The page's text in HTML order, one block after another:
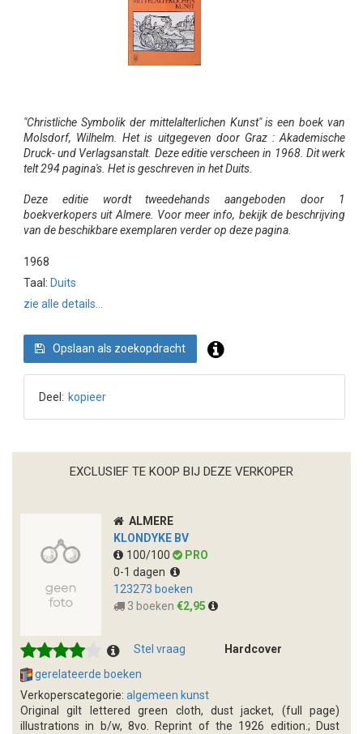
"Christliche Symbolik der mittelalterlichen Kunst" is een boek van
Molsdorf, Wilhelm. Het is uitgegeven door Graz : Akademische
Druck- und Verlagsanstalt. Deze editie verscheen in 1968. Dit werk
telt 294 pagina's. Het is geschreven in het Duits.
Deze editie wordt tweedehands aangeboden door 1
boekverkopers uit Almere. Voor meer info, bekijk de beschrijving
van de beschikbare exemplaren verder op deze pagina.
1968
Taal: Duits
zie alle details...
Opslaan als zoekopdracht
Deel: kopieer
EXCLUSIEF TE KOOP BIJ DEZE VERKOPER
ALMERE
KLONDYKE BV
100/100
PRO
0-1 dagen
123273 boeken
3 boeken €2,95
Stel vraag
Hardcover
gerelateerde boeken
Verkoperscategorie: algemeen kunst
Original gilt lettered green cloth, dust jacket, (full page)
illustrations in b/w, 8vo. Reprint of the 1926 edition.; Dust